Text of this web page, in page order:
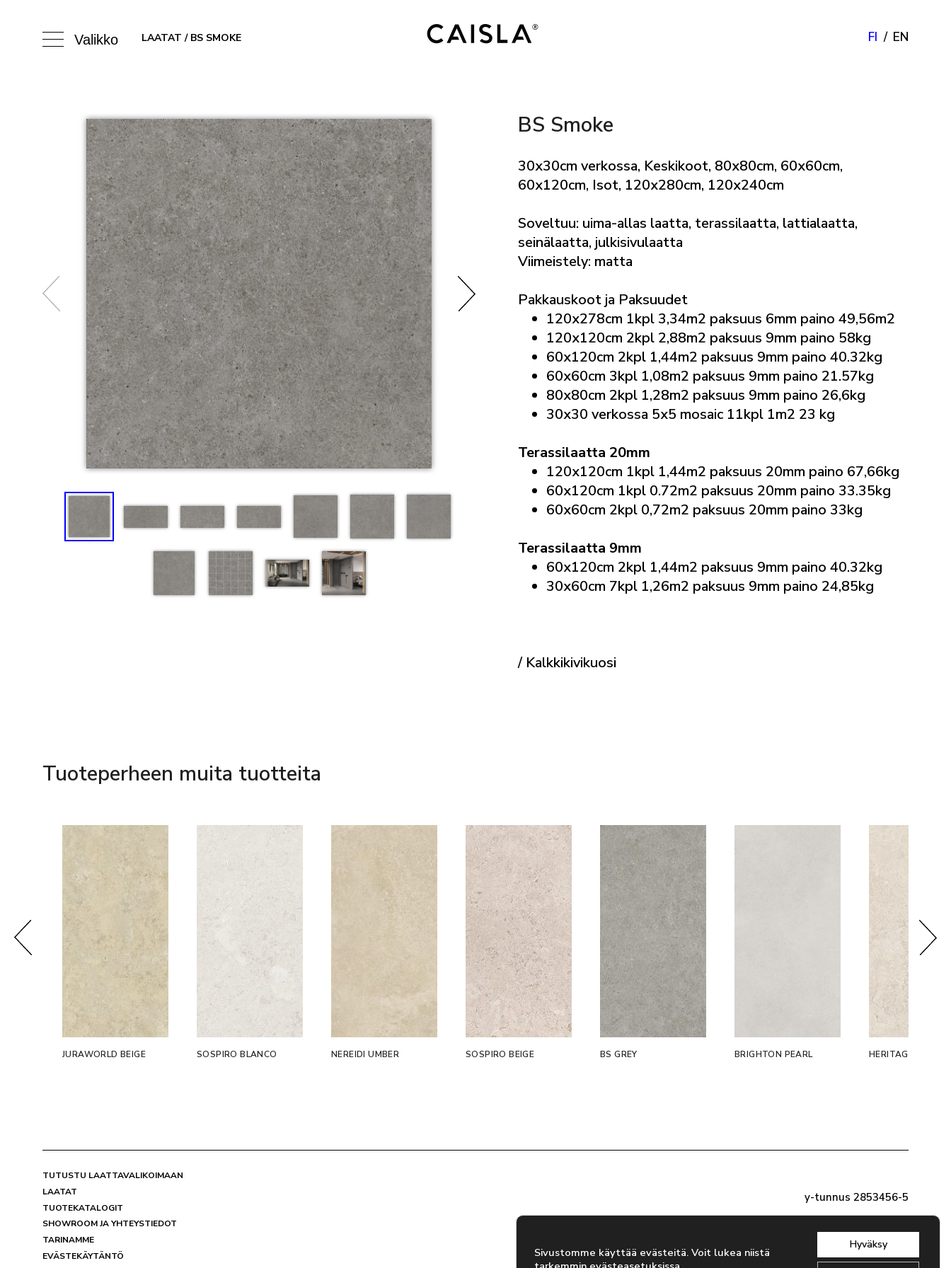
Valikko LAATAT / BS SMOKE FI EN
BS Smoke
30x30cm verkossa, Keskikoot, 80x80cm, 60x60cm,
60x120cm, Isot, 120x280cm, 120x240cm
Soveltuu: uima-allas laatta, terassilaatta, lattialaatta,
seinälaatta, julkisivulaatta
Viimeistely: matta
Pakkauskoot ja Paksuudet
120x278cm 1kpl 3,34m2 paksuus 6mm paino 49,56m2
120x120cm 2kpl 2,88m2 paksuus 9mm paino 58kg
60x120cm 2kpl 1,44m2 paksuus 9mm paino 40.32kg
60x60cm 3kpl 1,08m2 paksuus 9mm paino 21.57kg
80x80cm 2kpl 1,28m2 paksuus 9mm paino 26,6kg
30x30 verkossa 5x5 mosaic 11kpl 1m2 23 kg
Terassilaatta 20mm
120x120cm 1kpl 1,44m2 paksuus 20mm paino 67,66kg
60x120cm 1kpl 0.72m2 paksuus 20mm paino 33.35kg
60x60cm 2kpl 0,72m2 paksuus 20mm paino 33kg
Terassilaatta 9mm
60x120cm 2kpl 1,44m2 paksuus 9mm paino 40.32kg
30x60cm 7kpl 1,26m2 paksuus 9mm paino 24,85kg
/ Kalkkikivikuosi
Tuoteperheen muita tuotteita
JURAWORLD BEIGE SOSPIRO BLANCO NEREIDI UMBER SOSPIRO BEIGE BS GREY BRIGHTON PEARL HERITAGE NUDE
TUTUSTU LAATTAVALIKOIMAAN
LAATAT
TUOTEKATALOGIT
SHOWROOM JA YHTEYSTIEDOT
TARINAMME
EVÄSTEKÄYTÄNTÖ
y-tunnus 2853456-5
Sivustomme käyttää evästeitä. Voit lukea niistä
Hyväksy